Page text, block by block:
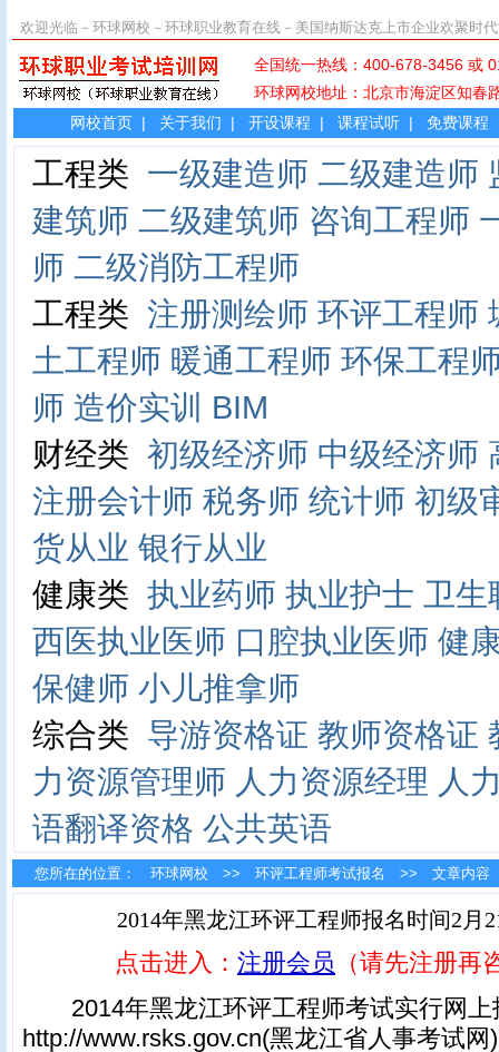
欢迎光临－环球网校－环球职业教育在线－美国纳斯达克上市企业欢聚时
全国统一热线：400-678-
环球网校地址：北京市海淀区
网校首页 | 关于我们 | 开设课程 | 课程试听 | 免费课程
工程类 一级建造师 二级建造师
建筑师 二级建筑师 咨询工程师
师 二级消防工程师
工程类 注册测绘师 环评工程师
土工程师 暖通工程师 环保工程
师 造价实训 BIM
财经类 初级经济师 中级经济师
注册会计师 税务师 统计师 初级
货从业 银行从业
健康类 执业药师 执业护士 卫生
西医执业医师 口腔执业医师 健
保健师 小儿推拿师
综合类 导游资格证 教师资格证
力资源管理师 人力资源经理 人
语翻译资格 公共英语
您所在的位置： 环球网校 >> 环评工程师考试报名 >> 文章内容
2014年黑龙江环评工程师报名时间2月
点击进入： 注册会员 （请先注册再
2014年黑龙江环评工程师考试实行网上
http://www.rsks.gov.cn(黑龙江省人事考试